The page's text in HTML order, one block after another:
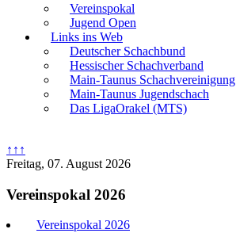
Vereinspokal
Jugend Open
Links ins Web
Deutscher Schachbund
Hessischer Schachverband
Main-Taunus Schachvereinigung
Main-Taunus Jugendschach
Das LigaOrakel (MTS)
↑↑↑
Freitag, 07. August 2026
Vereinspokal 2026
Vereinspokal 2026